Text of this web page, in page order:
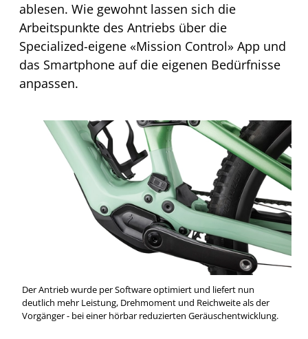
ablesen. Wie gewohnt lassen sich die
Arbeitspunkte des Antriebs über die
Specialized-eigene «Mission Control» App und
das Smartphone auf die eigenen Bedürfnisse
anpassen.
Der Antrieb wurde per Software optimiert und liefert nun
deutlich mehr Leistung, Drehmoment und Reichweite als der
Vorgänger - bei einer hörbar reduzierten Geräuschentwicklung.